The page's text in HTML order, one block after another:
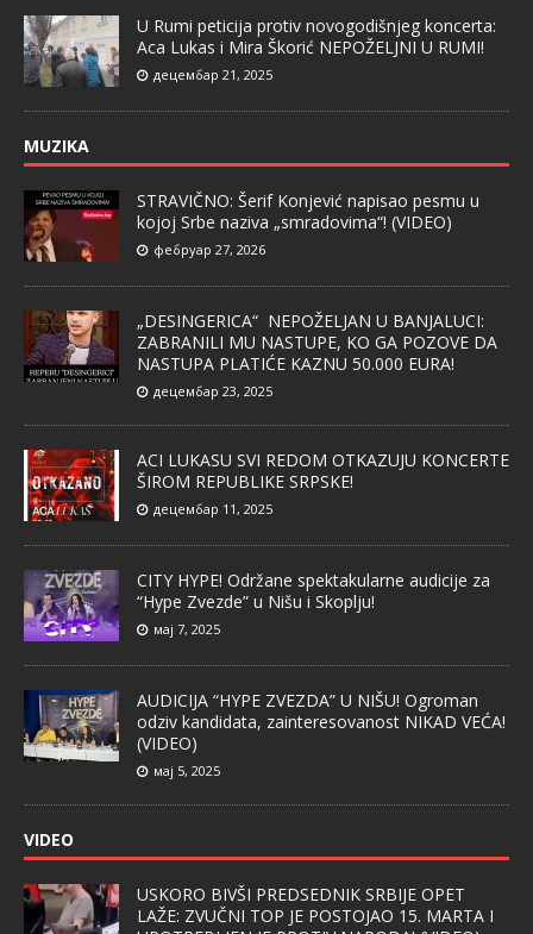
U Rumi peticija protiv novogodišnjeg koncerta:
Aca Lukas i Mira Škorić NEPOŽELJNI U RUMI!
децембар 21, 2025
MUZIKA
STRAVIČNO: Šerif Konjević napisao pesmu u
kojoj Srbe naziva „smradovima“! (VIDEO)
фебруар 27, 2026
„DESINGERICA“ NEPOŽELJAN U BANJALUCI:
ZABRANILI MU NASTUPE, KO GA POZOVE DA
NASTUPA PLATIĆE KAZNU 50.000 EURA!
децембар 23, 2025
ACI LUKASU SVI REDOM OTKAZUJU KONCERTE
ŠIROM REPUBLIKE SRPSKE!
децембар 11, 2025
CITY HYPE! Održane spektakularne audicije za
“Hype Zvezde” u Nišu i Skoplju!
мај 7, 2025
AUDICIJA “HYPE ZVEZDA” U NIŠU! Ogroman
odziv kandidata, zainteresovanost NIKAD VEĆA!
(VIDEO)
мај 5, 2025
VIDEO
USKORO BIVŠI PREDSEDNIK SRBIJE OPET
LAŽE: ZVUČNI TOP JE POSTOJAO 15. MARTA I